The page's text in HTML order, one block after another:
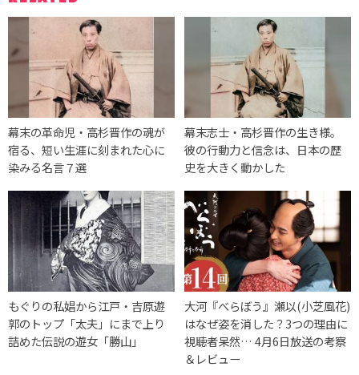
幕末の革命児・高杉晋作の魂が
宿る、短い生涯に刻まれた心に
染みる名言７選
幕末志士・高杉晋作の生き様。
彼の行動力と信念は、日本の歴
史を大きく動かした
もぐりの私娼から江戸・吉原遊
郭のトップ「太夫」にまで上り
詰めた伝説の遊女「勝山」
大河『べらぼう』瀬以(小芝風花)
はなぜ姿を消した？3つの理由に
視聴者呆然… 4月6日放送の考察
＆レビュー